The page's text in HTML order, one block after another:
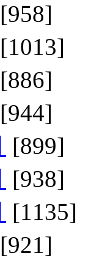
[958]
[1013]
[886]
[944]
[899]
[938]
[1135]
[921]